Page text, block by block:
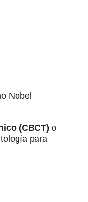
Nobel
(CBCT) o
para